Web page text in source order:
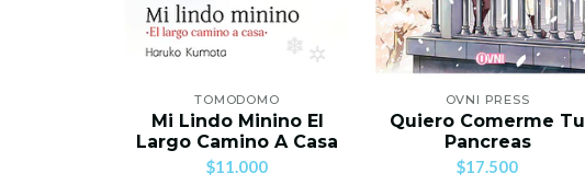
TOMODOMO
Mi Lindo Minino El
Largo Camino A Casa
$11.000
OVNI PRESS
Quiero Comerme Tu
Pancreas
$17.500